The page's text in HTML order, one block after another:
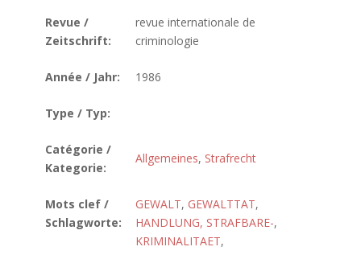
Revue /
Zeitschrift:
revue internationale de
criminologie
Année / Jahr: 1986
Type / Typ:
Catégorie /
Kategorie:
Allgemeines, Strafrecht
Mots clef /
Schlagworte:
GEWALT, GEWALTTAT,
HANDLUNG, STRAFBARE-,
KRIMINALITAET,